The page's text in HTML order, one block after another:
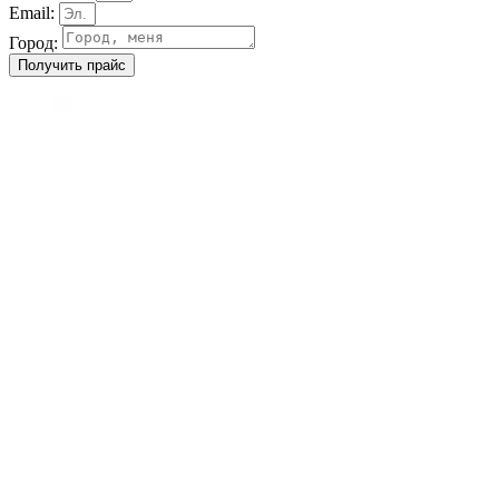
Email:
Город:
Получить прайс